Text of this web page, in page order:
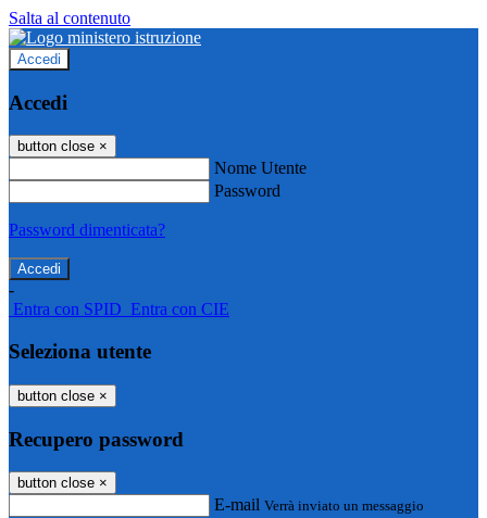
Salta al contenuto
Accedi
Accedi
button close ×
Nome Utente
Password
Password dimenticata?
-
Entra con SPID Entra con CIE
Seleziona utente
button close ×
Recupero password
button close ×
E-mail Verrà inviato un messaggio